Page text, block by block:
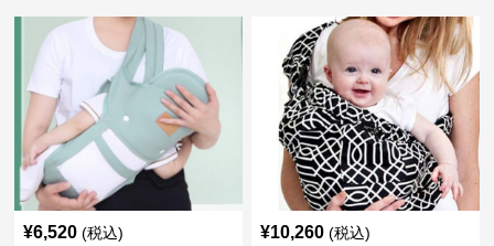
¥6,520 (税込) ¥10,260 (税込)